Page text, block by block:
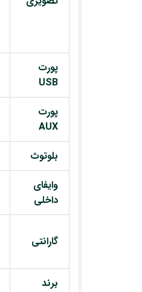
پورت
USB
پورت
AUX
بلوتوث
وایفای
داخلی
گارانتی
برند